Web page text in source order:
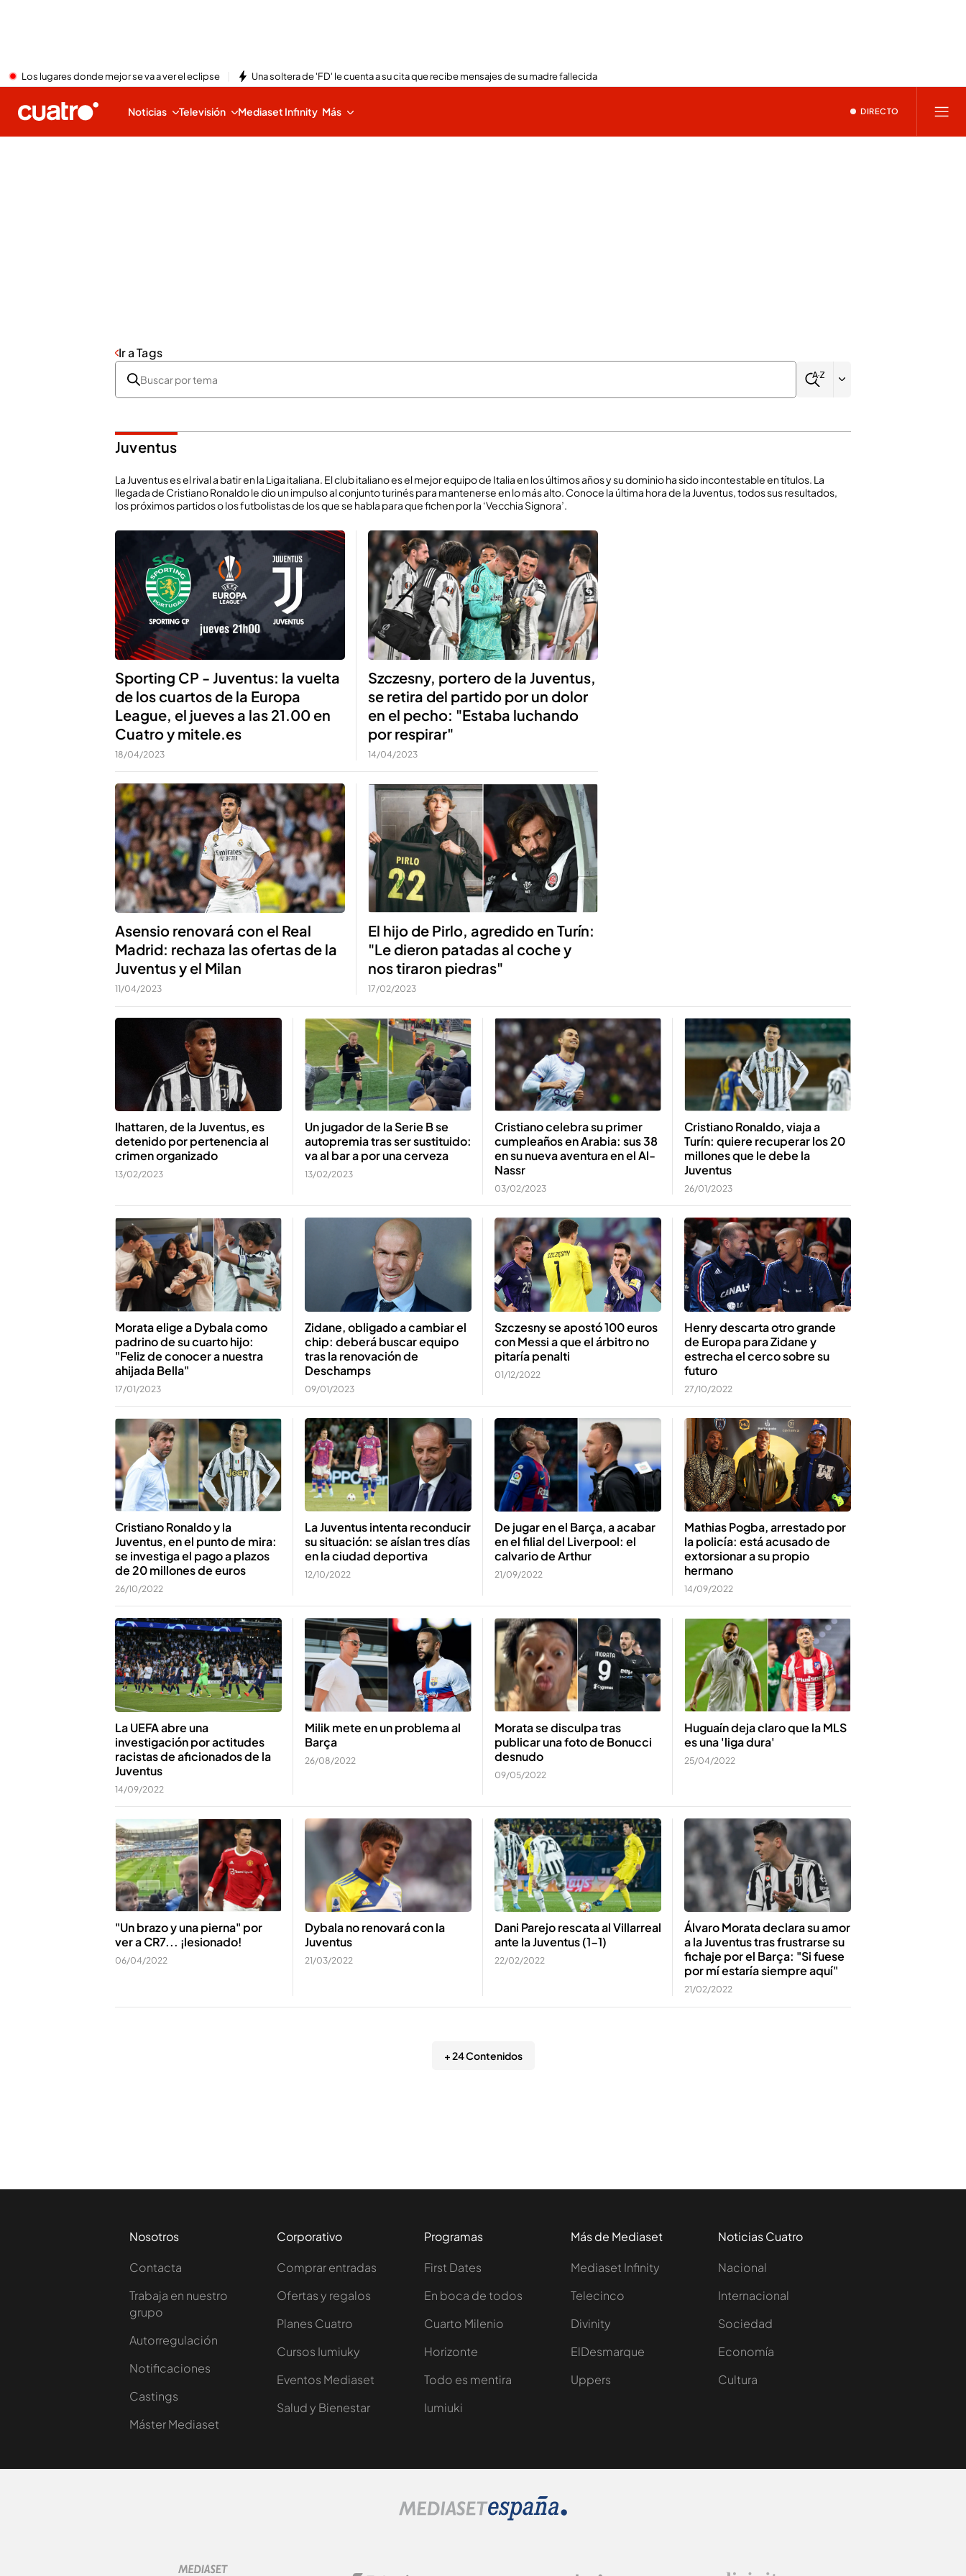
Los lugares donde mejor se va a ver el eclipse Una soltera de 'FD' le cuenta a su cita que recibe mensajes de su madre fallecida
Noticias Televisión Mediaset Infinity Más DIRECTO
Ir a Tags
Juventus
La Juventus es el rival a batir en la Liga italiana. El club italiano es el mejor equipo de Italia en los últimos años y su dominio ha sido incontestable en títulos. La
llegada de Cristiano Ronaldo le dio un impulso al conjunto turinés para mantenerse en lo más alto. Conoce la última hora de la Juventus, todos sus resultados,
los próximos partidos o los futbolistas de los que se habla para que fichen por la ‘Vecchia Signora’.
Sporting CP - Juventus: la vuelta
de los cuartos de la Europa
League, el jueves a las 21.00 en
Cuatro y mitele.es
18/04/2023
Szczesny, portero de la Juventus,
se retira del partido por un dolor
en el pecho: "Estaba luchando
por respirar"
14/04/2023
Asensio renovará con el Real
Madrid: rechaza las ofertas de la
Juventus y el Milan
11/04/2023
El hijo de Pirlo, agredido en Turín:
"Le dieron patadas al coche y
nos tiraron piedras"
17/02/2023
Ihattaren, de la Juventus, es
detenido por pertenencia al
crimen organizado
13/02/2023
Un jugador de la Serie B se
autopremia tras ser sustituido:
va al bar a por una cerveza
13/02/2023
Cristiano celebra su primer
cumpleaños en Arabia: sus 38
en su nueva aventura en el Al-
Nassr
03/02/2023
Cristiano Ronaldo, viaja a
Turín: quiere recuperar los 20
millones que le debe la
Juventus
26/01/2023
Morata elige a Dybala como
padrino de su cuarto hijo:
"Feliz de conocer a nuestra
ahijada Bella"
17/01/2023
Zidane, obligado a cambiar el
chip: deberá buscar equipo
tras la renovación de
Deschamps
09/01/2023
Szczesny se apostó 100 euros
con Messi a que el árbitro no
pitaría penalti
01/12/2022
Henry descarta otro grande
de Europa para Zidane y
estrecha el cerco sobre su
futuro
27/10/2022
Cristiano Ronaldo y la
Juventus, en el punto de mira:
se investiga el pago a plazos
de 20 millones de euros
26/10/2022
La Juventus intenta reconducir
su situación: se aíslan tres días
en la ciudad deportiva
12/10/2022
De jugar en el Barça, a acabar
en el filial del Liverpool: el
calvario de Arthur
21/09/2022
Mathias Pogba, arrestado por
la policía: está acusado de
extorsionar a su propio
hermano
14/09/2022
La UEFA abre una
investigación por actitudes
racistas de aficionados de la
Juventus
14/09/2022
Milik mete en un problema al
Barça
26/08/2022
Morata se disculpa tras
publicar una foto de Bonucci
desnudo
09/05/2022
Huguaín deja claro que la MLS
es una 'liga dura'
25/04/2022
"Un brazo y una pierna" por
ver a CR7... ¡lesionado!
06/04/2022
Dybala no renovará con la
Juventus
21/03/2022
Dani Parejo rescata al Villarreal
ante la Juventus (1-1)
22/02/2022
Álvaro Morata declara su amor
a la Juventus tras frustrarse su
fichaje por el Barça: "Si fuese
por mí estaría siempre aquí"
21/02/2022
+ 24 Contenidos
Nosotros
Contacta
Trabaja en nuestro
grupo
Autorregulación
Notificaciones
Castings
Máster Mediaset
Corporativo
Comprar entradas
Ofertas y regalos
Planes Cuatro
Cursos Iumiuky
Eventos Mediaset
Salud y Bienestar
Programas
First Dates
En boca de todos
Cuarto Milenio
Horizonte
Todo es mentira
Iumiuki
Más de Mediaset
Mediaset Infinity
Telecinco
Divinity
ElDesmarque
Uppers
Noticias Cuatro
Nacional
Internacional
Sociedad
Economía
Cultura